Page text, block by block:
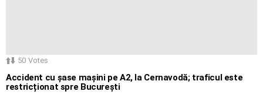
50 Votes
Accident cu șase mașini pe A2, la Cernavodă; traficul este
restricționat spre București